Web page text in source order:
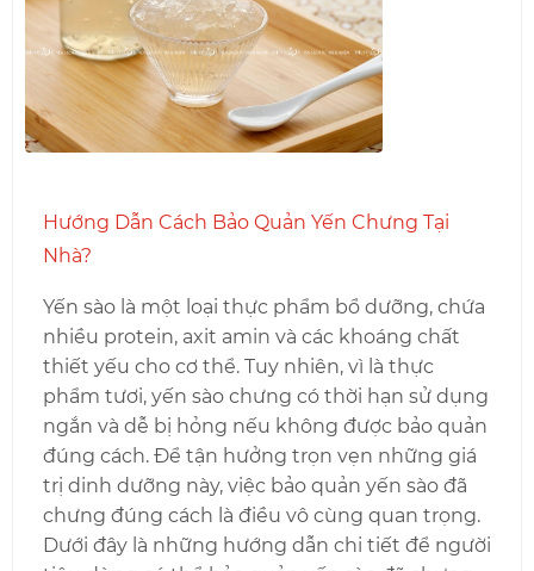
Hướng Dẫn Cách Bảo Quản Yến Chưng Tại
Nhà?
Yến sào là một loại thực phẩm bổ dưỡng, chứa
nhiều protein, axit amin và các khoáng chất
thiết yếu cho cơ thể. Tuy nhiên, vì là thực
phẩm tươi, yến sào chưng có thời hạn sử dụng
ngắn và dễ bị hỏng nếu không được bảo quản
đúng cách. Để tận hưởng trọn vẹn những giá
trị dinh dưỡng này, việc bảo quản yến sào đã
chưng đúng cách là điều vô cùng quan trọng.
Dưới đây là những hướng dẫn chi tiết để người